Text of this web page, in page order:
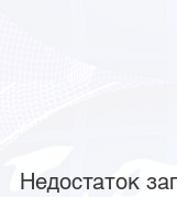
Недостаток